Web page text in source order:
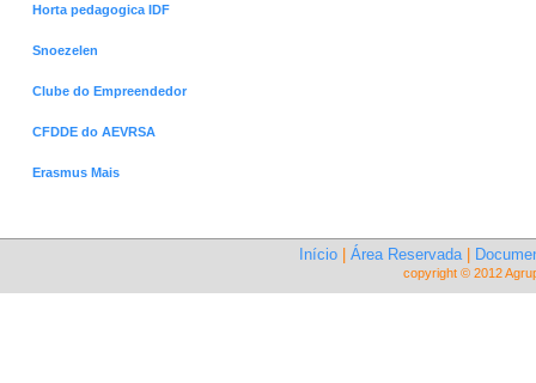
Horta pedagogica IDF
Snoezelen
Clube do Empreendedor
CFDDE do AEVRSA
Erasmus Mais
Início | Área Reservada |
copyright © 2012